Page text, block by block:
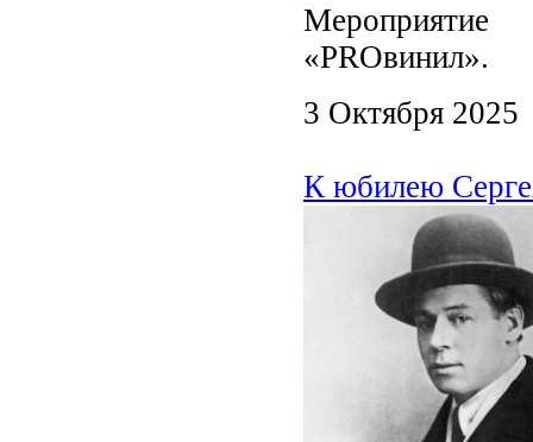
«PROвинил».
3 Октября 2025
К юбилею